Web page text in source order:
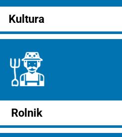
Kultura
Rolnik